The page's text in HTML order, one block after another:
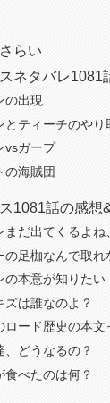
らい
ネタバレ1081
の出現
とティーチのやり
vsガープ
の海賊団
1081話の感想
まだ出てくるよね
の足枷なんで取れ
の本意が知りたい
ズは誰なのよ？
ロード歴史の本
、どうなるの？
食べたのは何？